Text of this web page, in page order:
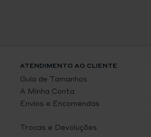
ATENDIMENTO AO CLIENTE
Guia de Tamanhos
A Minha Conta
Envios e Encomendas
Trocas e Devoluções